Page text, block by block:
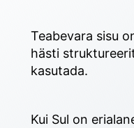
Teabevara sisu
hästi
kasutada.
Kui Sul on